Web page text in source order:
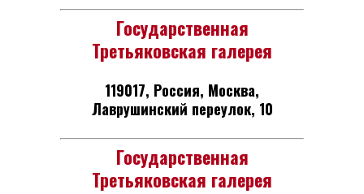
Государственная
Третьяковская галерея
119017, Россия, Москва,
Лаврушинский переулок, 10
Государственная
Третьяковская галерея